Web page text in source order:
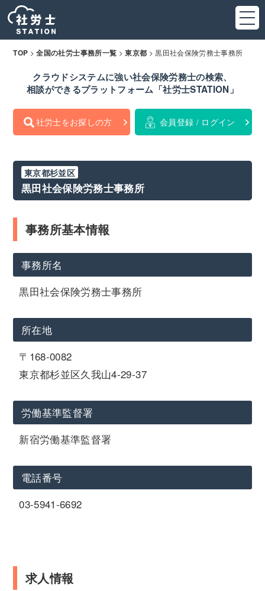
TOP >全国の社労士事務所一覧 >東京都 >黒田社会保険労務士事務所
クラウドシステムに強い社会保険労務士の検索、
相談ができるプラットフォーム「社労士STATION」
社労士をお探しの方 会員登録 / ログイン
東京都杉並区
黒田社会保険労務士事務所
事務所基本情報
事務所名
黒田社会保険労務士事務所
所在地
〒168-0082
東京都杉並区久我山4-29-37
労働基準監督署
新宿労働基準監督署
電話番号
03-5941-6692
求人情報